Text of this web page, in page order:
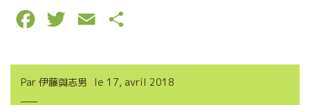
c
i
a
r
Par 伊藤與志男 le 17, avril 2018